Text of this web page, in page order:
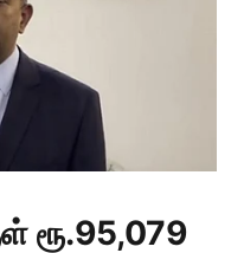
ரூ.95,079